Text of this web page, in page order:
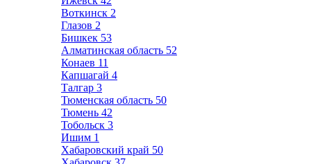
Воткинск 2
Глазов 2
Бишкек 53
Алматинская область 52
Конаев 11
Капшагай 4
Талгар 3
Тюменская область 50
Тюмень 42
Тобольск 3
Ишим 1
Хабаровский край 50